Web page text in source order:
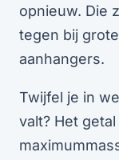
opnieuw. Die
tegen bij
aanhangers.
Twijfel je in
valt? Het